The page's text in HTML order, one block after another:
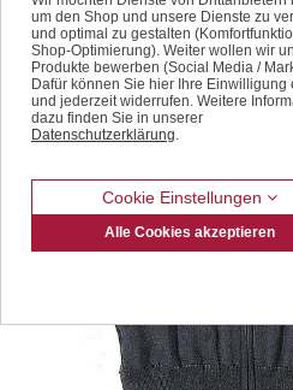
um den Shop und unsere Dienste zu
und optimal zu gestalten
Shop-Optimierung). Weiter wollen wir
Produkte bewerben (Social Media /
Dafür können Sie hier Ihre Einwilligung
und jederzeit widerrufen. Weitere
dazu finden Sie in unserer
Datenschutzerklärung.
Cookie Einstellungen
Alle Cookies akzeptieren